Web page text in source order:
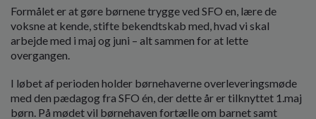
Formålet er at gøre børnene trygge ved SFO en, lære de
voksne at kende, stifte bekendtskab med, hvad vi skal
arbejde med i maj og juni – alt sammen for at lette
overgangen.
I løbet af perioden holder børnehaverne overleveringsmøde
med den pædagog fra SFO én, der dette år er tilknyttet 1.maj
børn. På mødet vil børnehaven fortælle om barnet samt